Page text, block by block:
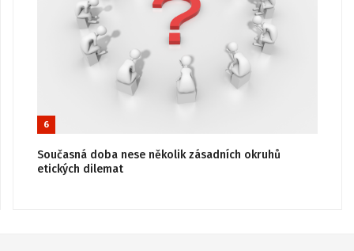
6
Současná doba nese několik zásadních okruhů
etických dilemat